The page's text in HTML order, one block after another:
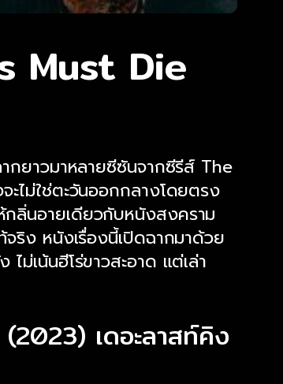
Must Die
ยาวมาหลายซีซันจากซีรีส์ The
ไม่ใช่ตะวันออกกลางโดยตรง
ลิ่นอายเดียวกับหนังสงคราม
ริง หนังเรื่องนี้เปิดฉากมาด้วย
ม่เน้นฮีโร่ขาวสะอาด แต่เล่า
เดอะลาสท์คิง